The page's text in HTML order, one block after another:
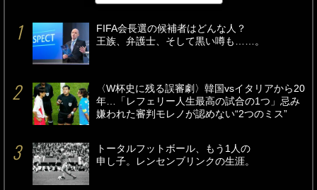
FIFA会長選の候補者はどんな人？
王族、弁護士、そして黒い噂も……。
〈W杯史に残る誤審劇〉韓国vsイタリアから20
年…「レフェリー人生最高の試合の1つ」忌み
嫌われた審判モレノが認めない“2つのミス”
トータルフットボール、もう1人の
申し子。レンセンブリンクの生涯。